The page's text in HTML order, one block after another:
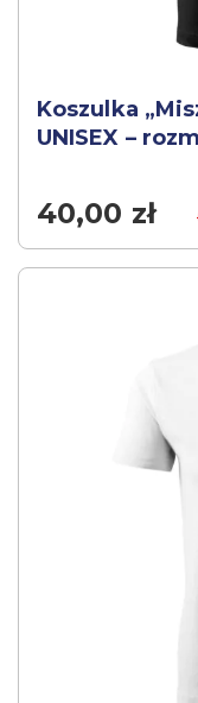
Koszulka
UNISEX –
40,00 zł